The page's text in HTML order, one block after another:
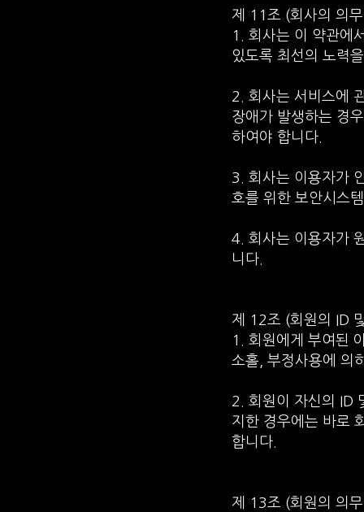
제 11조 (회사의 의
1. 회사는 이 약관에
있도록 최선의 노력
2. 회사는 서비스에
장애가 발생하는 경
하여야 합니다.
3. 회사는 이용자가
호를 위한 보안시스
4. 회사는 이용자가
니다.
제 12조 (회원의 ID
1. 회원에게 부여된
소홀, 부정사용에 의
2. 회원이 자신의 ID
지한 경우에는 바로
합니다.
제 13조 (회원의 의